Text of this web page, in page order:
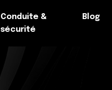
Conduite &
sécurité
Blog